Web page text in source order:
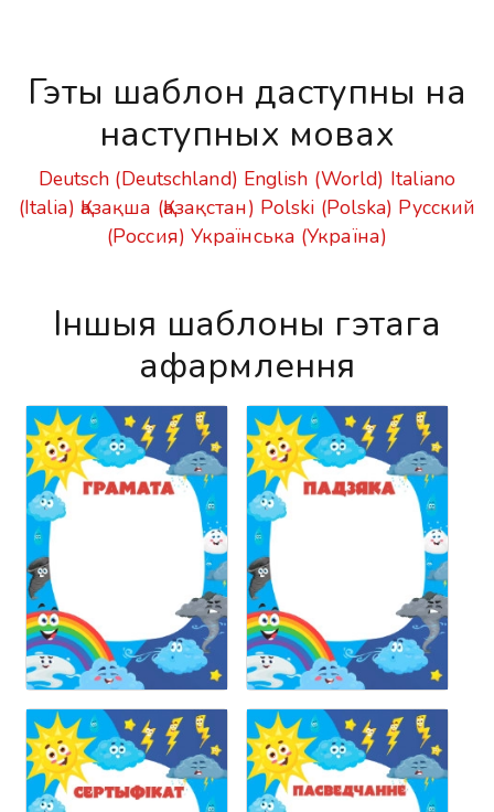
Гэты шаблон даступны на
наступных мовах
Deutsch (Deutschland) English (World) Italiano
(Italia) Қазақша (Қазақстан) Polski (Polska) Русский
(Россия) Українська (Україна)
Іншыя шаблоны гэтага
афармлення